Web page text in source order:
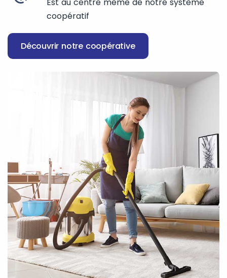
coopératif
Découvrir notre coopérative